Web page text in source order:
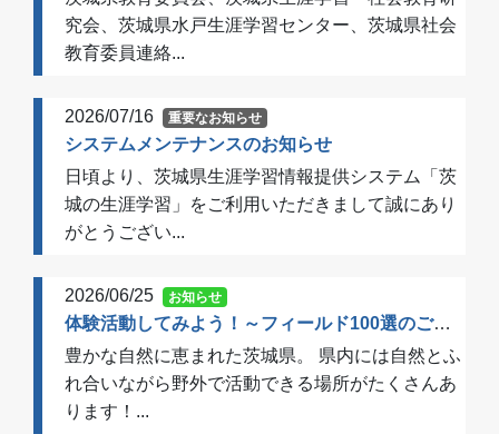
究会、茨城県水戸生涯学習センター、茨城県社会
教育委員連絡...
2026/07/16 重要なお知らせ
システムメンテナンスのお知らせ
日頃より、茨城県生涯学習情報提供システム「茨
城の生涯学習」をご利用いただきまして誠にあり
がとうござい...
2026/06/25 お知らせ
体験活動してみよう！～フィールド100選のご案内～
豊かな自然に恵まれた茨城県。 県内には自然とふ
れ合いながら野外で活動できる場所がたくさんあ
ります！...